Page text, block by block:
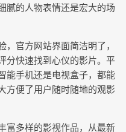
腻的人物表情还是宏大的场
官方网站界面简洁明了，
分快速找到心仪的影片。平
能手机还是电视盒子，都能
方便了用户随时随地的观影
富多样的影视作品，从最新